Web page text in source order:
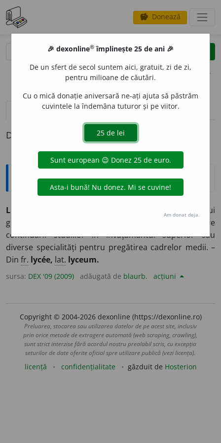
savings Donează
clear
opțiuni
definiții (1) pronunțievolume_up (50)
Definiția cu ID-ul 863995:
Explicative DEX
LIC
Ciclu de învățământ urmând ciclului
gimnazial în care se predau cunoștințele necesare
continuării studiilor în învățământul superior sau
diverse specialități pentru pregătirea cadrelor medii. –
Din fr. lycée, lat. lyceum.
sursa: DEX '09 (2009) adăugată de blaurb. acțiuni
Copyright © 2004-2026 dexonline (https://dexonline.ro)
Preluarea, stocarea sau utilizarea datelor de pe acest site, inclusiv
prin orice metode de extragere automată (web scraping, crawling),
sunt strict interzise fără acordul nostru prealabil scris, cu excepția
seturilor de date oferite oficial spre utilizare publică (vezi licența).
licență confidențialitate găzduit de Hosterion
🎉 dexonline® împlinește 25 de ani 🎉
De un sfert de secol suntem aici, gratuit, zi de zi,
pentru milioane de căutări.
Cu o mică donație aniversară ne-ați ajuta să păstrăm
cuvintele la îndemâna tuturor și pe viitor.
Am donat deja.